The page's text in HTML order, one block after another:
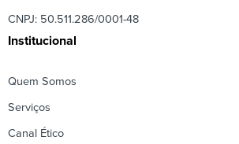
CNPJ: 50.511.286/0001-48
Institucional
Quem Somos
Serviços
Canal Ético